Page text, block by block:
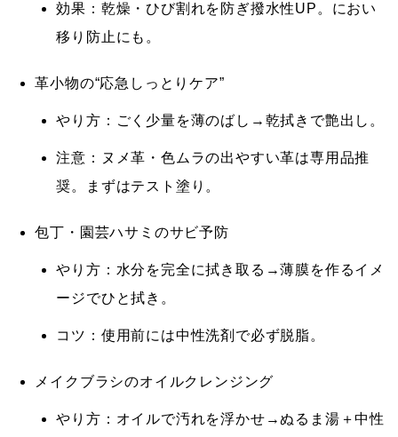
効果：乾燥・ひび割れを防ぎ撥水性UP。におい
移り防止にも。
革小物の“応急しっとりケア”
やり方：ごく少量を薄のばし→乾拭きで艶出し。
注意：ヌメ革・色ムラの出やすい革は専用品推
奨。まずはテスト塗り。
包丁・園芸ハサミのサビ予防
やり方：水分を完全に拭き取る→薄膜を作るイメ
ージでひと拭き。
コツ：使用前には中性洗剤で必ず脱脂。
メイクブラシのオイルクレンジング
やり方：オイルで汚れを浮かせ→ぬるま湯＋中性